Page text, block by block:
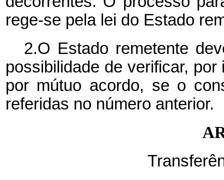
rege-se pela lei do Estado
2.O Estado remetente
possibilidade de verificar,
por mútuo acordo, se o
referidas no número anterior.